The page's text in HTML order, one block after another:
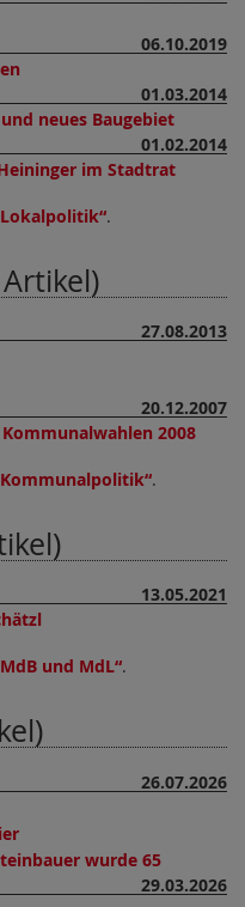
06.10.2019
01.03.2014
neues Baugebiet
01.02.2014
im Stadtrat
Lokalpolitik .
27.08.2013
20.12.2007
2008
Kommunalpolitik .
13.05.2021
MdB und MdL .
26.07.2026
wurde 65
29.03.2026